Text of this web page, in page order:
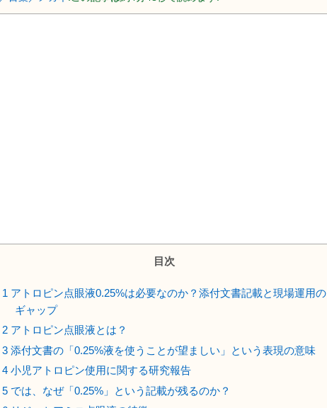
目次
1 アトロピン点眼液0.25%は必要なのか？添付文書記載と現場運用の
ギャップ
2 アトロピン点眼液とは？
3 添付文書の「0.25%液を使うことが望ましい」という表現の意味
4 小児アトロピン使用に関する研究報告
5 では、なぜ「0.25%」という記載が残るのか？